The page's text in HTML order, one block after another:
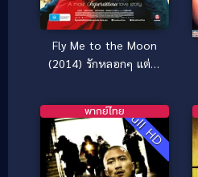
Fly Me to the Moon
(2014) รักหลอกๆ แต่ใจ
Full HD
พากย์ไทย